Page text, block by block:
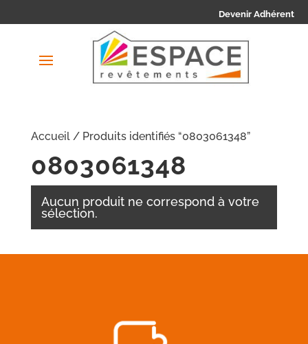
Devenir Adhérent
Accueil/ Produits identifiés “0803061348”
0803061348
Aucun produit ne correspond à votre
sélection.